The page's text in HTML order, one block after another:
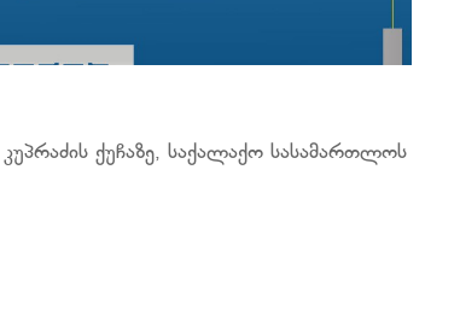
ქუჩაზე, საქალაქო სასამართლოს